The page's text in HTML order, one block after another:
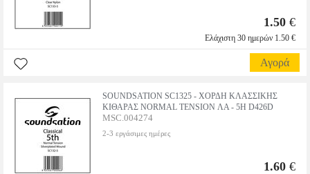
1.50 €
Ελάχιστη 30 ημερών 1.50 €
Αγορά
SOUNDSATION SC1325 - ΧΟΡΔΗ ΚΛΑΣΣΙΚΗΣ
ΚΙΘΑΡΑΣ NORMAL TENSION ΛΑ - 5Η D426D
MSC.004274
2-3 εργάσιμες ημέρες
1.60 €